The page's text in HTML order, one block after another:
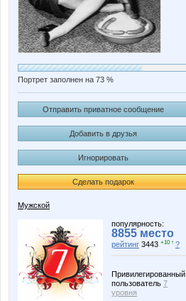
Портрет заполнен на 73 %
Отправить приватное сообщение
Добавить в друзья
Игнорировать
Сделать подарок
Мужской
популярность:
8855 место
рейтинг 3443 +10 ↑ ?
Привилегированный
пользователь 7
уровня